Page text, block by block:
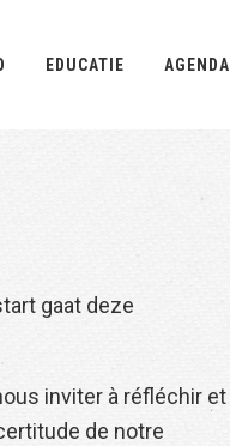
EDUCATIE AGENDA
gaat deze
inviter à réfléchir et
de notre